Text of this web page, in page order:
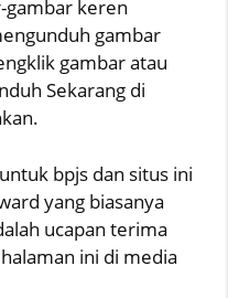
gambar keren
gambar
gambar atau
Sekarang di
bpjs dan situs ini
yang biasanya
ucapan terima
ini di media